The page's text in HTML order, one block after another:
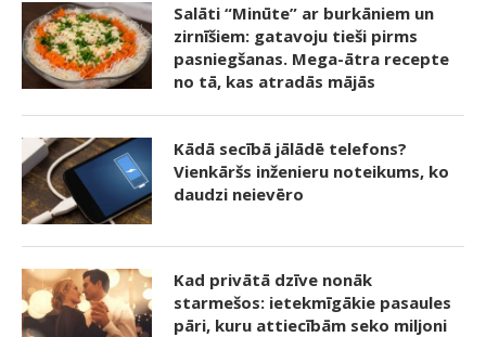
Salāti “Minūte” ar burkāniem un
zirnīšiem: gatavoju tieši pirms
pasniegšanas. Mega-ātra recepte
no tā, kas atradās mājās
Kādā secībā jālādē telefons?
Vienkāršs inženieru noteikums, ko
daudzi neievēro
Kad privātā dzīve nonāk
starmešos: ietekmīgākie pasaules
pāri, kuru attiecībām seko miljoni